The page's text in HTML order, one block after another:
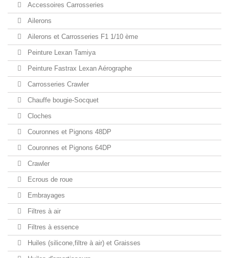
Accessoires Carrosseries
Ailerons
Ailerons et Carrosseries F1 1/10 ème
Peinture Lexan Tamiya
Peinture Fastrax Lexan Aérographe
Carrosseries Crawler
Chauffe bougie-Socquet
Cloches
Couronnes et Pignons 48DP
Couronnes et Pignons 64DP
Crawler
Ecrous de roue
Embrayages
Filtres à air
Filtres à essence
Huiles (silicone,filtre à air) et Graisses